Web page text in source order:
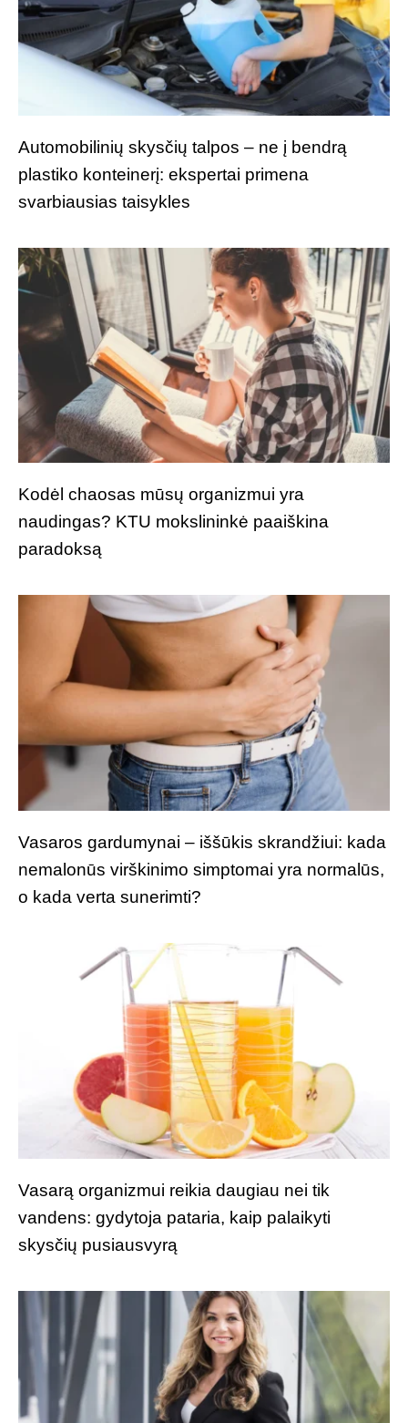
Automobilinių skysčių talpos – ne į bendrą
plastiko konteinerį: ekspertai primena
svarbiausias taisykles
Kodėl chaosas mūsų organizmui yra
naudingas? KTU mokslininkė paaiškina
paradoksą
Vasaros gardumynai – iššūkis skrandžiui: kada
nemalonūs virškinimo simptomai yra normalūs,
o kada verta sunerimti?
Vasarą organizmui reikia daugiau nei tik
vandens: gydytoja pataria, kaip palaikyti
skysčių pusiausvyrą